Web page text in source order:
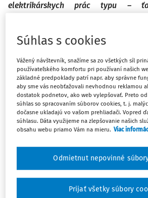
elektrikárskych prác typu –
k zariadeniam. Pod IČ DPH SK si
prebiehajú v automobilovom závode
tieto práce úzko spojené s
1 zákona o DPH, alebo dodanie
ods. 1 zákona o DPH? Aplikuje sa
prenesenie daňovej povinnosti na
podľa § 69 ods. 12 písm. j)? Ako
Podľa Metodického pokynu k
hodnoty pri službách vzťahujúcich
Súhlas s cookies
Vážený návštevník, snažíme sa zo všetkých síl
používateľského komfortu pri používaní našich
základné predpoklady patrí napr. aby správne
aby sme vás neobťažovali nevhodnou reklamou
dostatok podnetov, ako web vylepšovať. Preto
súhlas so spracovaním súborov cookies, t. j.
dočasne ukladajú vo vašom prehliadači. Vopred
súhlasu. Dáta využijeme na zlepšovanie našich
obsahu webu priamo Vám na mieru. Viac
Odmietnut nepovinné
Prijať všetky súbory